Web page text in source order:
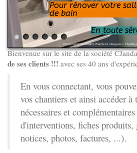
© Copyright CJANDARD - Plomberie / Zinguerie /
Pour rénover votre
de bain
En toute
Bienvenue sur le site de la société
de ses clients !!! avec ses 40 ans
En vous connectant, vous
vos chantiers et ainsi accéder à
nécessaires et
d'interventions, fiches produits,
notices, photos, factures, ...).